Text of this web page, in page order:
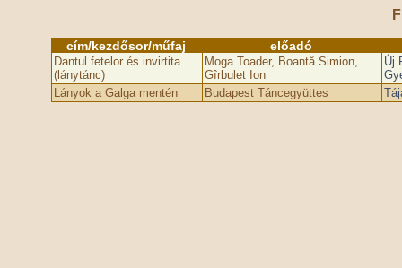
cím/kezdősor/műfaj előadó
Dantul fetelor és invirtita
(lánytánc)
Moga Toader, Boantă Simion,
Gîrbulet Ion
Új
Lányok a Galga mentén
Budapest Táncegyüttes